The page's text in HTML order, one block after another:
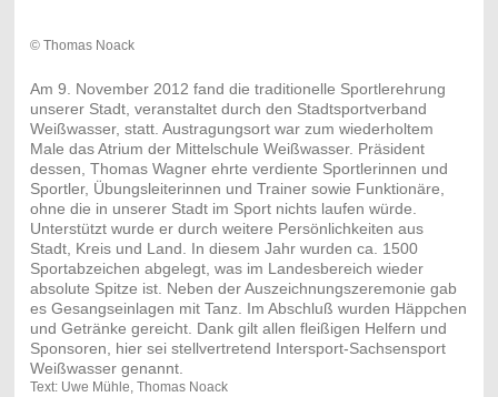
© Thomas Noack
Am 9. November 2012 fand die traditionelle Sportlerehrung
unserer Stadt, veranstaltet durch den Stadtsportverband
Weißwasser, statt. Austragungsort war zum wiederholtem
Male das Atrium der Mittelschule Weißwasser. Präsident
dessen, Thomas Wagner ehrte verdiente Sportlerinnen und
Sportler, Übungsleiterinnen und Trainer sowie Funktionäre,
ohne die in unserer Stadt im Sport nichts laufen würde.
Unterstützt wurde er durch weitere Persönlichkeiten aus
Stadt, Kreis und Land. In diesem Jahr wurden ca. 1500
Sportabzeichen abgelegt, was im Landesbereich wieder
absolute Spitze ist. Neben der Auszeichnungszeremonie gab
es Gesangseinlagen mit Tanz. Im Abschluß wurden Häppchen
und Getränke gereicht. Dank gilt allen fleißigen Helfern und
Sponsoren, hier sei stellvertretend Intersport-Sachsensport
Weißwasser genannt.
Text: Uwe Mühle, Thomas Noack